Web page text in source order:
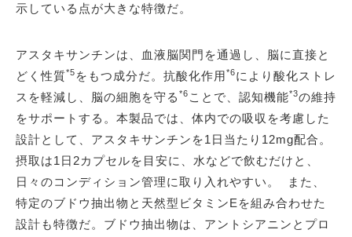
示している点が大きな特徴だ。
アスタキサンチンは、血液脳関門を通過し、脳に直接と
どく性質*5 をもつ成分だ。抗酸化作用*6により酸化ストレ
スを軽減し、脳の細胞を守る *6 ことで、認知機能*3の維持
をサポートする。本製品では、体内での吸収を考慮した
設計として、アスタキサンチンを1日当たり12mg配合。
摂取は1日2カプセルを目安に、水などで飲むだけと、
日々のコンディション管理に取り入れやすい。 また、
特定のブドウ抽出物と天然型ビタミンEを組み合わせた
設計も特徴だ。ブドウ抽出物は、アントシアニンとプロ